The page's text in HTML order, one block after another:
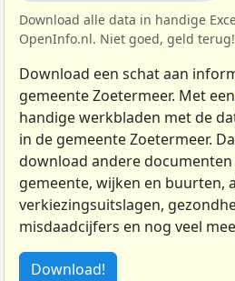
Download alle data in handige
OpenInfo.nl. Niet goed, geld terug!
Download een schat aan
gemeente Zoetermeer. Met een
handige werkbladen met de
in de gemeente Zoetermeer.
download andere
gemeente, wijken en buurten,
verkiezingsuitslagen,
misdaadcijfers en nog veel
Download!